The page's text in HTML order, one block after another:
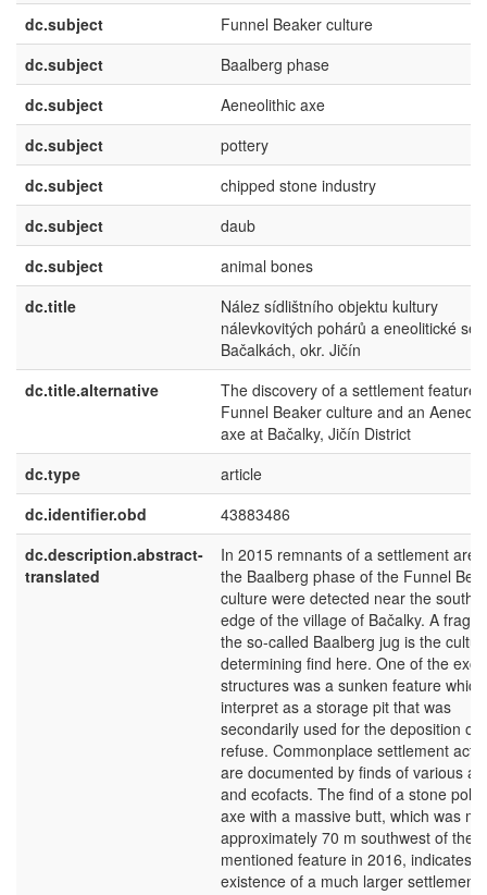
dc.subject
Funnel Beaker culture
dc.subject
Baalberg phase
dc.subject
Aeneolithic axe
dc.subject
pottery
dc.subject
chipped stone industry
dc.subject
daub
dc.subject
animal bones
dc.title
Nález sídlištního objektu kultury
nálevkovitých pohárů a eneolitické
Bačalkách, okr. Jičín
dc.title.alternative
The discovery of a settlement feature
Funnel Beaker culture and an
axe at Bačalky, Jičín District
dc.type
article
dc.identifier.obd
43883486
dc.description.abstract-
translated
In 2015 remnants of a settlement
the Baalberg phase of the Funnel
culture were detected near the
edge of the village of Bačalky. A
the so-called Baalberg jug is the
determining find here. One of the
structures was a sunken feature
interpret as a storage pit that was
secondarily used for the deposition of
refuse. Commonplace settlement
are documented by finds of various
and ecofacts. The find of a stone
axe with a massive butt, which was
approximately 70 m southwest of the
mentioned feature in 2016, indicates
existence of a much larger settlement